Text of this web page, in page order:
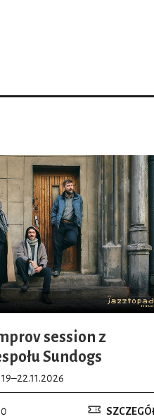
session z
Sundogs